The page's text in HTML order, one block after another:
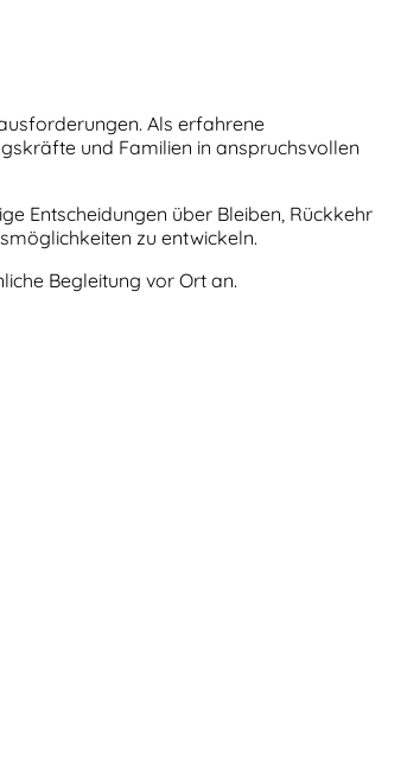
Als erfahrene
und Familien in anspruchsvollen
Entscheidungen über Bleiben, Rückkehr
zu entwickeln.
Begleitung vor Ort an.